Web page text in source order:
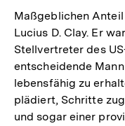
Maßgeblichen
Lucius D. Clay. Er
Stellvertreter des
entscheidende
lebensfähig zu
plädiert, Schritte
und sogar einer